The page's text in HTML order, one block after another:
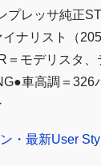
プレッサ純正
ナリスト（
＝モデリスタ
車高調＝
・最新User